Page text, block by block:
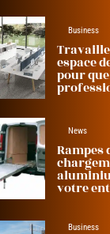
Business
espace
pour
News
Rampes
votre
Business